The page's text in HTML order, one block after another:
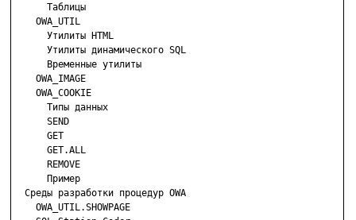
      Таблицы
    OWA_UTIL
      Утилиты HTML
      Утилиты динамического SQL
      Временные утилиты
    OWA_IMAGE
    OWA_COOKIE
      Типы данных
      SEND
      GET
      GET.ALL
      REMOVE
      Пример
  Среды разработки процедур OWA
    OWA_UTIL.SHOWPAGE